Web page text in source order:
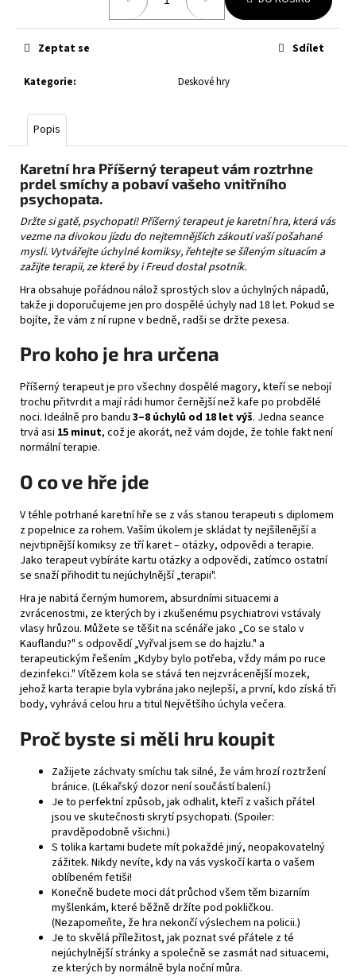
Kategorie: Deskové hry
Zeptat se Sdílet
Popis
Karetní hra Příšerný terapeut vám roztrhne
prdel smíchy a pobaví vašeho vnitřního
psychopata.
Držte si gatě, psychopati! Příšerný terapeut je karetní hra, která vás
vezme na divokou jízdu do nejtemnějších zákoutí vaší pošahané
mysli. Vytvářejte úchylné komiksy, řehtejte se šíleným situacím a
zažijte terapii, ze které by i Freud dostal psotník.
Hra obsahuje pořádnou nálož sprostých slov a úchylných nápadů,
takže ji doporučujeme jen pro dospělé úchyly nad 18 let. Pokud se
bojíte, že vám z ní rupne v bedně, radši se držte pexesa.
Pro koho je hra určena
Příšerný terapeut je pro všechny dospělé magory, kteří se nebojí
trochu přitvrdit a mají rádi humor černější než kafe po probdělé
noci. Ideálně pro bandu 3–8 úchylů od 18 let výš. Jedna seance
trvá asi 15 minut, což je akorát, než vám dojde, že tohle fakt není
normální terapie.
O co ve hře jde
V téhle potrhané karetní hře se z vás stanou terapeuti s diplomem
z popelnice za rohem. Vaším úkolem je skládat ty nejšílenější a
nejvtipnější komiksy ze tří karet – otázky, odpovědi a terapie.
Jako terapeut vybíráte kartu otázky a odpovědi, zatímco ostatní
se snaží přihodit tu nejúchylnější „terapii".
Hra je nabitá černým humorem, absurdními situacemi a
zvrácenostmi, ze kterých by i zkušenému psychiatrovi vstávaly
vlasy hrůzou. Můžete se těšit na scénáře jako „Co se stalo v
Kauflandu?" s odpovědí „Vyřval jsem se do hajzlu." a
terapeutickým řešením „Kdyby bylo potřeba, vždy mám po ruce
dezinfekci." Vítězem kola se stává ten nejzvrácenější mozek,
jehož karta terapie byla vybrána jako nejlepší, a první, kdo získá tři
body, vyhrává celou hru a titul Největšího úchyla večera.
Proč byste si měli hru koupit
Zažijete záchvaty smíchu tak silné, že vám hrozí roztržení
bránice. (Lékařský dozor není součástí balení.)
Je to perfektní způsob, jak odhalit, kteří z vašich přátel
jsou ve skutečnosti skrytí psychopati. (Spoiler:
pravděpodobně všichni.)
S tolika kartami budete mít pokaždé jiný, neopakovatelný
zážitek. Nikdy nevíte, kdy na vás vyskočí karta o vašem
oblíbeném fetiši!
Konečně budete moci dát průchod všem těm bizarním
myšlenkám, které běžně držíte pod pokličkou.
(Nezapomeňte, že hra nekončí výslechem na policii.)
Je to skvělá příležitost, jak poznat své přátele z té
nejúchylnější stránky a společně se zasmát nad situacemi,
ze kterých by normálně byla noční můra.
POKÉMON
TCG:
LUMIOSE
CITY
MINI
TIN
369
Kč